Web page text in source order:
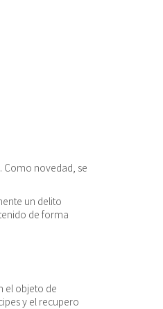
Como novedad, se
un delito
de forma
el objeto de
y el recupero